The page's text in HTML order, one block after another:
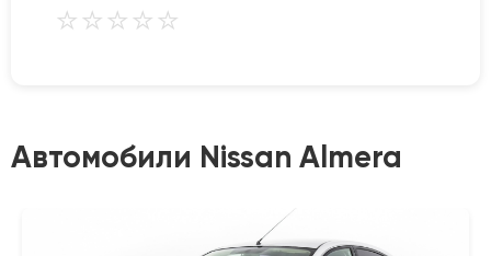
⭐⭐⭐⭐⭐
Автомобили Nissan Almera